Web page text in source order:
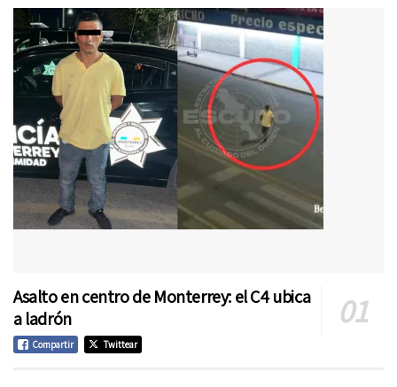
Asalto en centro de Monterrey: el C4 ubica
a ladrón
Compartir Twittear